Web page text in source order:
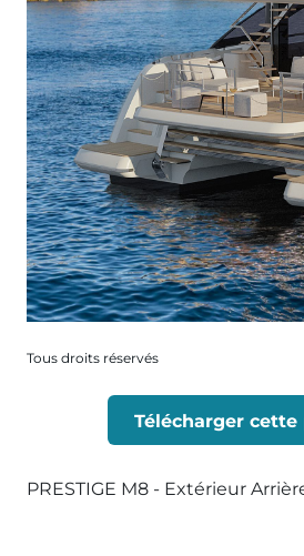
Tous droits réservés
Télécharger cette
PRESTIGE M8 - Extérieur